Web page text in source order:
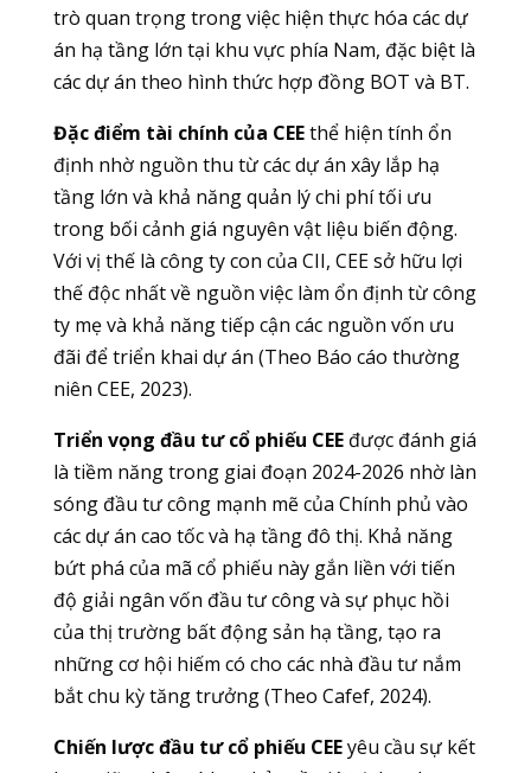
trò quan trọng trong việc hiện thực hóa các dự
án hạ tầng lớn tại khu vực phía Nam, đặc biệt là
các dự án theo hình thức hợp đồng BOT và BT.
Đặc điểm tài chính của CEEthể hiện tính ổn
định nhờ nguồn thu từ các dự án xây lắp hạ
tầng lớn và khả năng quản lý chi phí tối ưu
trong bối cảnh giá nguyên vật liệu biến động.
Với vị thế là công ty con của CII, CEE sở hữu lợi
thế độc nhất về nguồn việc làm ổn định từ công
ty mẹ và khả năng tiếp cận các nguồn vốn ưu
đãi để triển khai dự án (Theo Báo cáo thường
niên CEE, 2023).
Triển vọng đầu tư cổ phiếu CEEđược đánh giá
là tiềm năng trong giai đoạn 2024-2026 nhờ làn
sóng đầu tư công mạnh mẽ của Chính phủ vào
các dự án cao tốc và hạ tầng đô thị. Khả năng
bứt phá của mã cổ phiếu này gắn liền với tiến
độ giải ngân vốn đầu tư công và sự phục hồi
của thị trường bất động sản hạ tầng, tạo ra
những cơ hội hiếm có cho các nhà đầu tư nắm
bắt chu kỳ tăng trưởng (Theo Cafef, 2024).
Chiến lược đầu tư cổ phiếu CEEyêu cầu sự kết